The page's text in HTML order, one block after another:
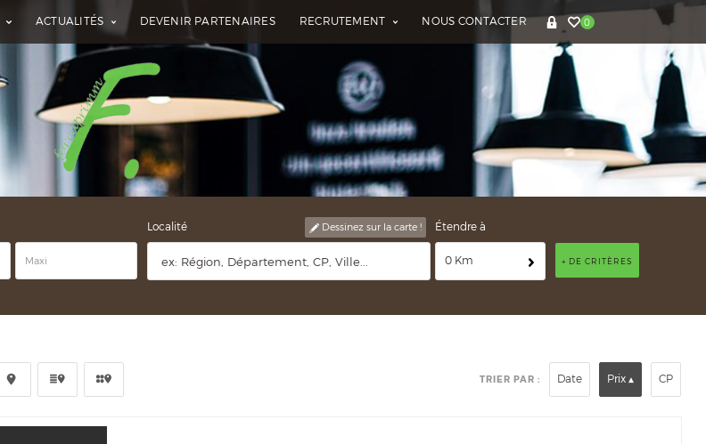
ACTUALITÉS DEVENIR PARTENAIRES RECRUTEMENT NOUS CONTACTER 0
Localité Dessinez sur la carte ! Étendre à
0 Km + DE CRITÈRES
TRIER PAR : Date Prix CP